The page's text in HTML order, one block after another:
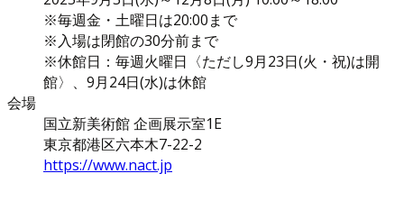
※毎週金・土曜日は20:00まで
※入場は閉館の30分前まで
※休館日：毎週火曜日〈ただし9月23日(火・祝)は開
館〉、9月24日(水)は休館
会場
国立新美術館 企画展示室1E
東京都港区六本木7-22-2
https://www.nact.jp